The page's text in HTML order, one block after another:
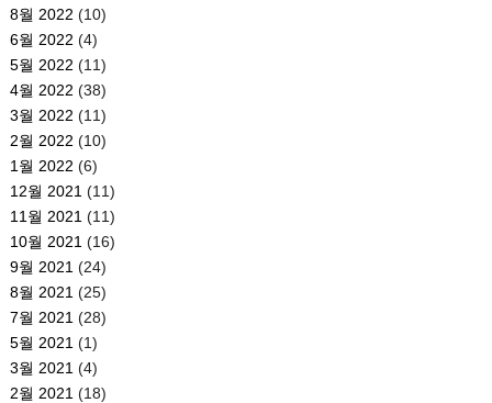
8월 2022 (10)
6월 2022 (4)
5월 2022 (11)
4월 2022 (38)
3월 2022 (11)
2월 2022 (10)
1월 2022 (6)
12월 2021 (11)
11월 2021 (11)
10월 2021 (16)
9월 2021 (24)
8월 2021 (25)
7월 2021 (28)
5월 2021 (1)
3월 2021 (4)
2월 2021 (18)